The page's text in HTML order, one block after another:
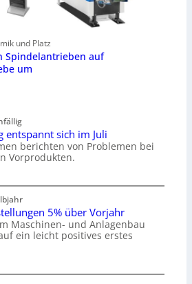
und Platz
Spindelantrieben auf
um
entspannt sich im Juli
berichten von Problemen bei
Vorprodukten.
5% über Vorjahr
Maschinen- und Anlagenbau
ein leicht positives erstes